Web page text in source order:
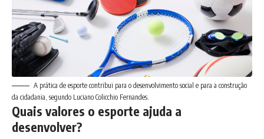
A prática de esporte contribui para o desenvolvimento social e para a construção
da cidadania, segundo Luciano Colicchio Fernandes.
Quais valores o esporte ajuda a
desenvolver?